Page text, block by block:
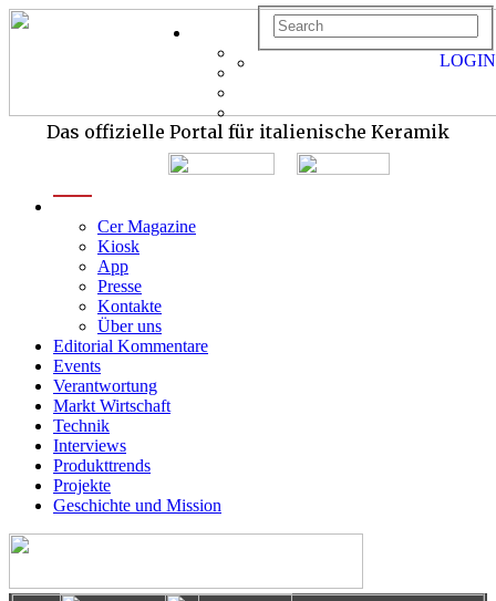
Das offizielle Portal für italienische Keramik
Cer Magazine
Kiosk
App
Presse
Kontakte
Über uns
Editorial Kommentare
Events
Verantwortung
Markt Wirtschaft
Technik
Interviews
Produkttrends
Projekte
Geschichte und Mission
LOGIN